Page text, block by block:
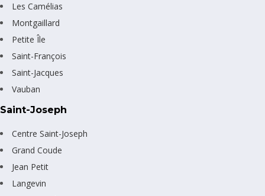
Les Camélias
Montgaillard
Petite Île
Saint-François
Saint-Jacques
Vauban
Saint-Joseph
Centre Saint-Joseph
Grand Coude
Jean Petit
Langevin